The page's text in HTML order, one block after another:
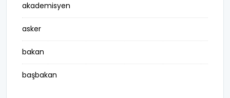
akademisyen
asker
bakan
başbakan